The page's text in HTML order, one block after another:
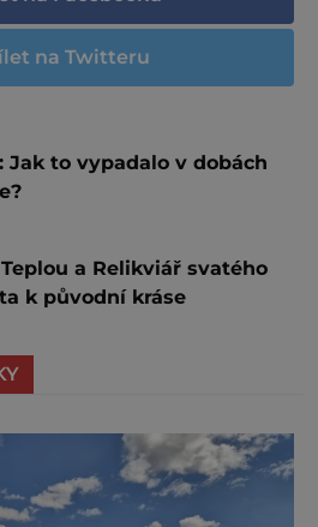
na Twitteru
Jak to vypadalo v dobách
a Relikviář svatého
k původní kráse